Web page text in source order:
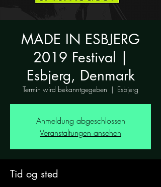
MADE IN ESBJERG
2019 Festival |
Esbjerg, Denmark
Termin wird bekanntgegeben
  |
Esbjerg
Anmeldung abgeschlossen
Veranstaltungen ansehen
Tid og sted